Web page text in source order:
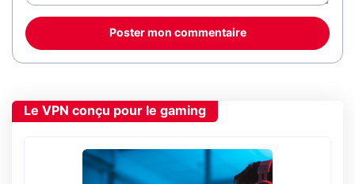
Poster mon commentaire
Le VPN conçu pour le gaming